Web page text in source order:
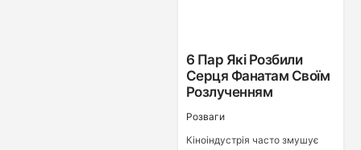
6 Пар Які Розбили
Серця Фанатам Своїм
Розлученням
Розваги
Кіноіндустрія часто змушує